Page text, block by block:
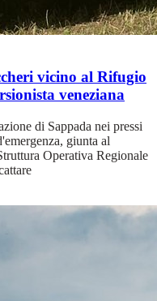
vicino al Rifugio
veneziana
di Sappada nei pressi
giunta al
Operativa Regionale